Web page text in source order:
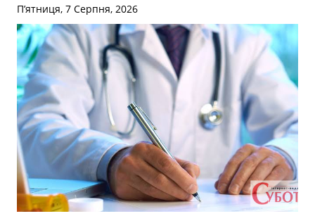
П’ятниця, 7 Серпня, 2026